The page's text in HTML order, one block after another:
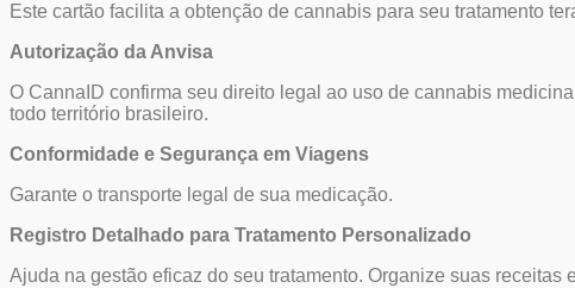
Este cartão facilita a obtenção de cannabis para seu tratamento
Autorização da Anvisa
O CannaID confirma seu direito legal ao uso de cannabis
todo território brasileiro.
Conformidade e Segurança em Viagens
Garante o transporte legal de sua medicação.
Registro Detalhado para Tratamento Personalizado
Ajuda na gestão eficaz do seu tratamento. Organize suas